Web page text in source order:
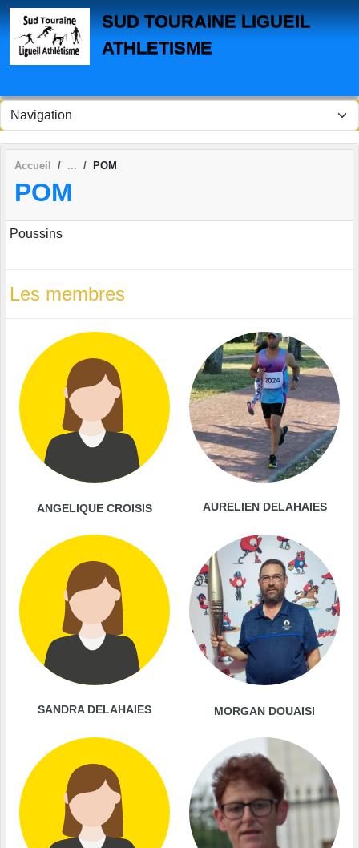
SUD TOURAINE LIGUEIL
ATHLETISME
Accueil POM
POM
Poussins
Les membres
ANGELIQUE CROISIS AURELIEN DELAHAIES
SANDRA DELAHAIES MORGAN DOUAISI
Panneau de gestion des cookies